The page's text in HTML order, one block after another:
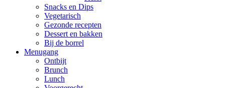
Snacks en Dips
Vegetarisch
Gezonde recepten
Dessert en bakken
Bij de borrel
Menugang
Ontbijt
Brunch
Lunch